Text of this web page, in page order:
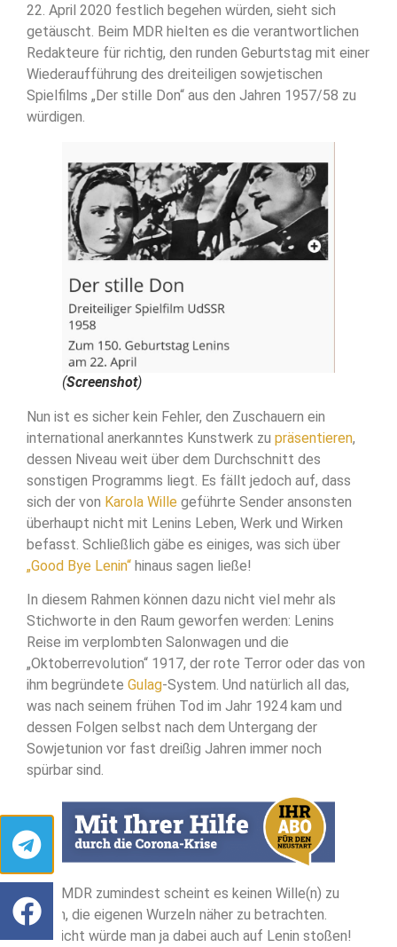
22. April 2020 festlich begehen würden, sieht sich
getäuscht. Beim MDR hielten es die verantwortlichen
Redakteure für richtig, den runden Geburtstag mit einer
Wiederaufführung des dreiteiligen sowjetischen
Spielfilms „Der stille Don“ aus den Jahren 1957/58 zu
würdigen.
(Screenshot)
Nun ist es sicher kein Fehler, den Zuschauern ein
international anerkanntes Kunstwerk zu präsentieren,
dessen Niveau weit über dem Durchschnitt des
sonstigen Programms liegt. Es fällt jedoch auf, dass
sich der von Karola Wille geführte Sender ansonsten
überhaupt nicht mit Lenins Leben, Werk und Wirken
befasst. Schließlich gäbe es einiges, was sich über
„Good Bye Lenin“ hinaus sagen ließe!
In diesem Rahmen können dazu nicht viel mehr als
Stichworte in den Raum geworfen werden: Lenins
Reise im verplombten Salonwagen und die
„Oktoberrevolution“ 1917, der rote Terror oder das von
ihm begründete Gulag-System. Und natürlich all das,
was nach seinem frühen Tod im Jahr 1924 kam und
dessen Folgen selbst nach dem Untergang der
Sowjetunion vor fast dreißig Jahren immer noch
spürbar sind.
Beim MDR zumindest scheint es keinen Wille(n) zu
geben, die eigenen Wurzeln näher zu betrachten.
Vielleicht würde man ja dabei auch auf Lenin stoßen!